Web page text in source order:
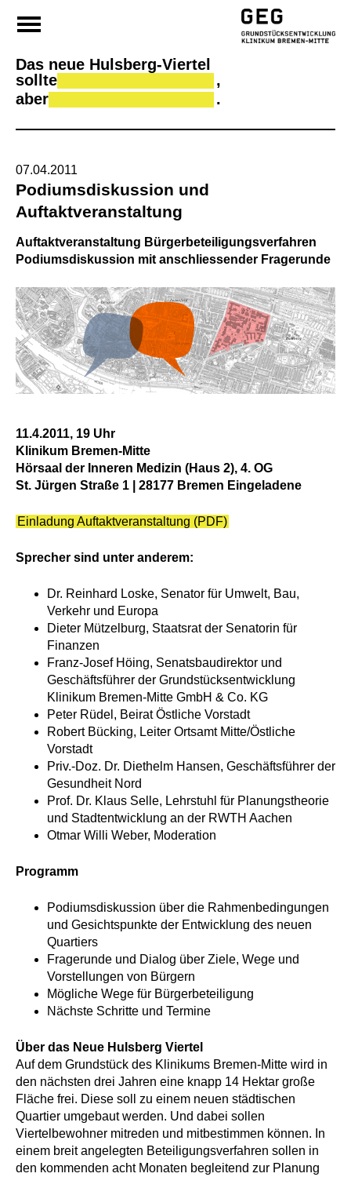
Das neue Hulsberg-Viertel
sollte
,
aber
.
07.04.2011
Podiumsdiskussion und
Auftaktveranstaltung
Auftaktveranstaltung Bürgerbeteiligungsverfahren
Podiumsdiskussion mit anschliessender Fragerunde
11.4.2011, 19 Uhr
Klinikum Bremen-Mitte
Hörsaal der Inneren Medizin (Haus 2), 4. OG
St. Jürgen Straße 1 | 28177 Bremen Eingeladene
Einladung Auftaktveranstaltung (PDF)
Sprecher sind unter anderem:
Dr. Reinhard Loske, Senator für Umwelt, Bau,
Verkehr und Europa
Dieter Mützelburg, Staatsrat der Senatorin für
Finanzen
Franz-Josef Höing, Senatsbaudirektor und
Geschäftsführer der Grundstücksentwicklung
Klinikum Bremen-Mitte GmbH & Co. KG
Peter Rüdel, Beirat Östliche Vorstadt
Robert Bücking, Leiter Ortsamt Mitte/Östliche
Vorstadt
Priv.-Doz. Dr. Diethelm Hansen, Geschäftsführer der
Gesundheit Nord
Prof. Dr. Klaus Selle, Lehrstuhl für Planungstheorie
und Stadtentwicklung an der RWTH Aachen
Otmar Willi Weber, Moderation
Programm
Podiumsdiskussion über die Rahmenbedingungen
und Gesichtspunkte der Entwicklung des neuen
Quartiers
Fragerunde und Dialog über Ziele, Wege und
Vorstellungen von Bürgern
Mögliche Wege für Bürgerbeteiligung
Nächste Schritte und Termine
Über das Neue Hulsberg Viertel
Auf dem Grundstück des Klinikums Bremen-Mitte wird in
den nächsten drei Jahren eine knapp 14 Hektar große
Fläche frei. Diese soll zu einem neuen städtischen
Quartier umgebaut werden. Und dabei sollen
Viertelbewohner mitreden und mitbestimmen können. In
einem breit angelegten Beteiligungsverfahren sollen in
den kommenden acht Monaten begleitend zur Planung